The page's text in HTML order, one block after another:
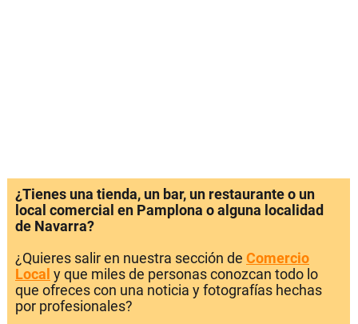
¿Tienes una tienda, un bar, un restaurante o un
local comercial en Pamplona o alguna localidad
de Navarra?
¿Quieres salir en nuestra sección de Comercio
Local y que miles de personas conozcan todo lo
que ofreces con una noticia y fotografías hechas
por profesionales?